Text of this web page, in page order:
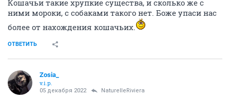
Кошачьи такие хрупкие существа, и сколько же с
ними мороки, с собаками такого нет. Боже упаси нас
более от нахождения кошачьих.
ОТВЕТИТЬ
Zosia_
v.i.p.
05 декабря 2022 NaturelleRiviera